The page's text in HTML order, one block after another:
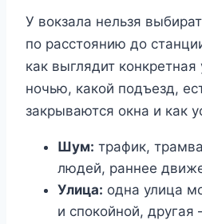
У вокзала нельзя
по расстоянию до
как выглядит
ночью, какой подъезд,
закрываются окна и как
Шум: трафик,
людей, раннее
Улица: одна улица
и спокойной,